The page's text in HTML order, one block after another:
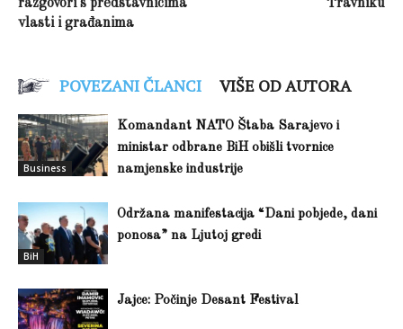
razgovori s predstavnicima
vlasti i građanima
Travniku
POVEZANI ČLANCI VIŠE OD AUTORA
Business
Komandant NATO Štaba Sarajevo i
ministar odbrane BiH obišli tvornice
namjenske industrije
BiH
Održana manifestacija “Dani pobjede, dani
ponosa” na Ljutoj gredi
Jajce: Počinje Desant Festival